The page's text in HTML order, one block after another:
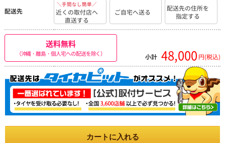
配送先
＼手間なし簡単／
近くの取付店へ
直送する
ご自宅へ送る
配送先の住所を
指定する
送料無料
（沖縄・離島・個人宅への配送を除く） 小計 48,000 円(税込)
カートに入れる